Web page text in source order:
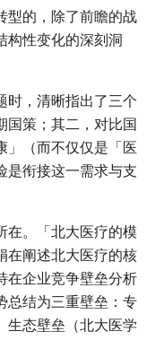
型的，除了前瞻的战
构性变化的深刻洞
时，清晰指出了三个
国策；其二，对比国
」（而不仅仅是「医
是衔接这一需求与支
在。「北大医疗的模
在阐述北大医疗的核
在企业竞争壁垒分析
总结为三重壁垒：专
生态壁垒（北大医学